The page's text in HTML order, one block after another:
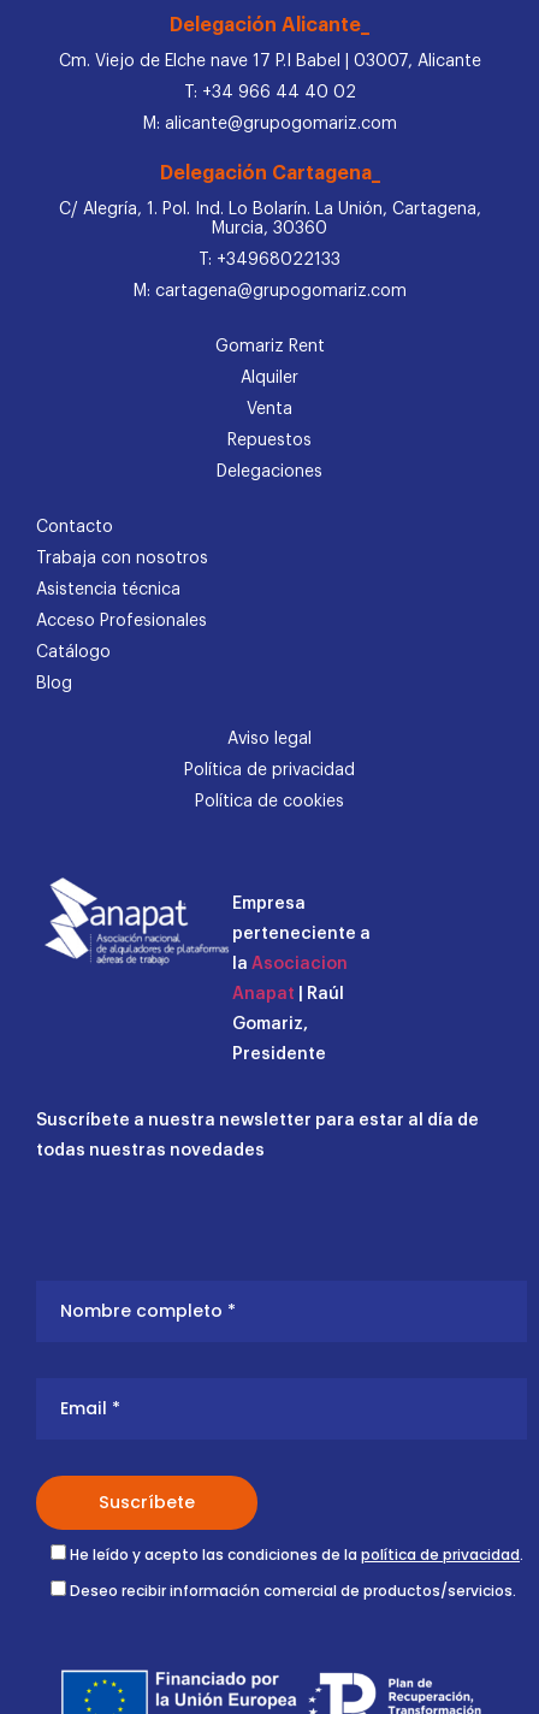
Delegación Alicante_
Cm. Viejo de Elche nave 17 P.I Babel | 03007, Alicante
T: +34 966 44 40 02
M: alicante@grupogomariz.com
Delegación Cartagena_
C/ Alegría, 1. Pol. Ind. Lo Bolarín. La Unión, Cartagena,
Murcia, 30360
T: +34968022133
M: cartagena@grupogomariz.com
Gomariz Rent
Alquiler
Venta
Repuestos
Delegaciones
Contacto
Trabaja con nosotros
Asistencia técnica
Acceso Profesionales
Catálogo
Blog
Aviso legal
Política de privacidad
Política de cookies
Empresa
perteneciente a
la Asociacion
Anapat | Raúl
Gomariz,
Presidente
Suscríbete a nuestra newsletter para estar al día de
todas nuestras novedades
He leído y acepto las condiciones de la política de privacidad.
Deseo recibir información comercial de productos/servicios.